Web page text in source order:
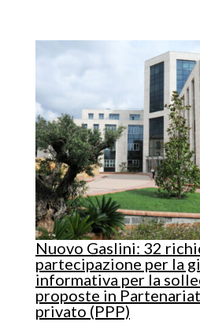
Nuovo Gaslini: 32
partecipazione per la
informativa per la
proposte in
privato (PPP)